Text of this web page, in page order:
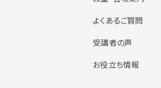
よくあるご質問
受講者の声
お役立ち情報